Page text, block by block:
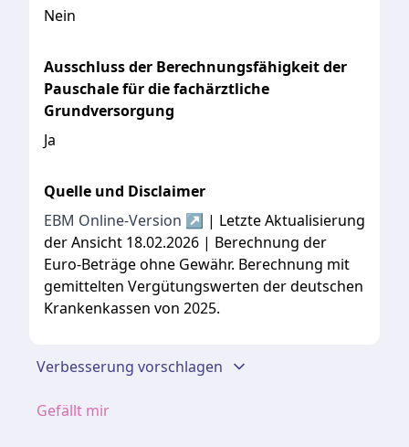
Nein
Ausschluss der Berechnungsfähigkeit der
Pauschale für die fachärztliche
Grundversorgung
Ja
Quelle und Disclaimer
EBM Online-Version ↗ | Letzte Aktualisierung
der Ansicht 18.02.2026 | Berechnung der
Euro-Beträge ohne Gewähr. Berechnung mit
gemittelten Vergütungswerten der deutschen
Krankenkassen von 2025.
Verbesserung vorschlagen
Gefällt mir